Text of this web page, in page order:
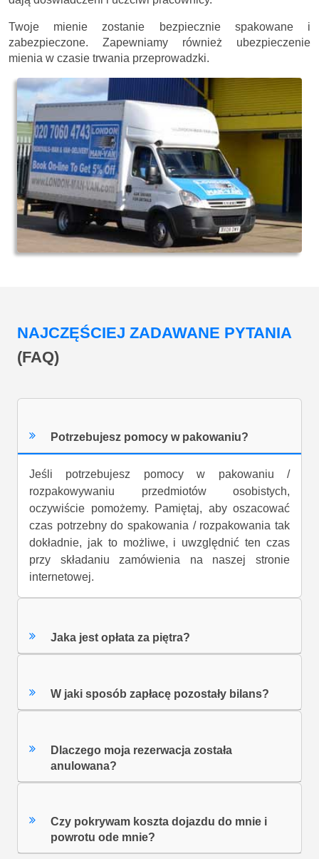
zaangażowaniu odpowiedniej liczby pracowników i vanów.
Przeprowadzki Londyn to gwarancja bezpieczeństwa, jaką
dają doświadczeni i uczciwi pracownicy.
Twoje mienie zostanie bezpiecznie spakowane i
zabezpieczone. Zapewniamy również ubezpieczenie
mienia w czasie trwania przeprowadzki.
Potrzebujesz pomocy w pakowaniu?
Jeśli potrzebujesz pomocy w pakowaniu /
rozpakowywaniu przedmiotów osobistych,
oczywiście pomożemy. Pamiętaj, aby oszacować
czas potrzebny do spakowania / rozpakowania tak
dokładnie, jak to możliwe, i uwzględnić ten czas
Jaka jest opłata za piętra?
W jaki sposób zapłacę pozostały bilans?
anulowana?